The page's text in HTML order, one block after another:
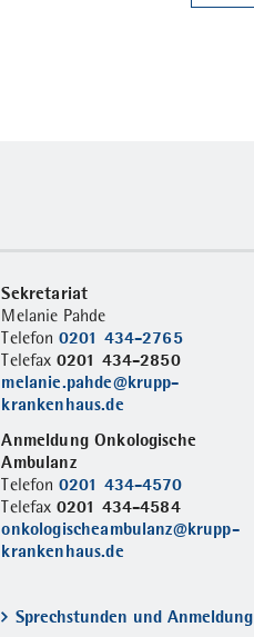
Sekretariat
Melanie Pahde
Telefon 0201 434-2765
Telefax 0201 434-2850
melanie.pahde@krupp-
krankenhaus.de
Anmeldung Onkologische
Ambulanz
Telefon 0201 434-4570
Telefax 0201 434-4584
onkologischeambulanz@krupp-
krankenhaus.de
Sprechstunden und Anmeldung